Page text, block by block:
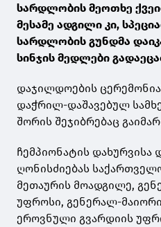
სარდლობის მეოთხე
მესამე ადგილი კი,
სარდლობის გუნდმა
სინჯის მედლები
დაჯილდოების
დაჭრილ-დაშავებულ
შორის შეჯიბრებაც
ჩემპიონატის
ღონისძიებას
მეთაურის მოადგილე,
უფროსი, გენერალ-
ეროვნული გვარდიის